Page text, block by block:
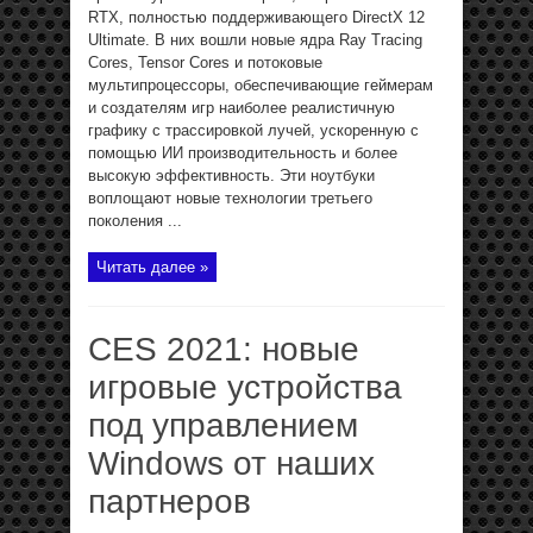
RTX, полностью поддерживающего DirectX 12
Ultimate. В них вошли новые ядра Ray Tracing
Cores, Tensor Cores и потоковые
мультипроцессоры, обеспечивающие геймерам
и создателям игр наиболее реалистичную
графику с трассировкой лучей, ускоренную c
помощью ИИ производительность и более
высокую эффективность. Эти ноутбуки
воплощают новые технологии третьего
поколения ...
Читать далее »
CES 2021: новые
игровые устройства
под управлением
Windows от наших
партнеров